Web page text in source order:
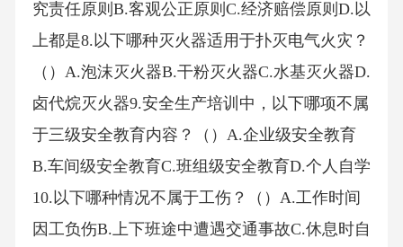
究责任原则B.客观公正原则C.经济赔偿原则D.以
上都是8.以下哪种灭火器适用于扑灭电气火灾？
（）A.泡沫灭火器B.干粉灭火器C.水基灭火器D.
卤代烷灭火器9.安全生产培训中，以下哪项不属
于三级安全教育内容？（）A.企业级安全教育
B.车间级安全教育C.班组级安全教育D.个人自学
10.以下哪种情况不属于工伤？（）A.工作时间
因工负伤B.上下班途中遭遇交通事故C.休息时自